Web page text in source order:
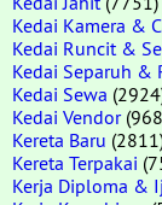
Kedai Kamera &
Kedai Runcit &
Kedai Separuh &
Kedai Sewa
Kedai Vendor
Kereta Baru
Kereta Terpakai
Kerja Diploma &